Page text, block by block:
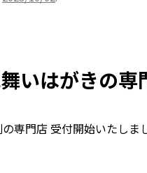
いはがきの
専門店 受付開始いたしま